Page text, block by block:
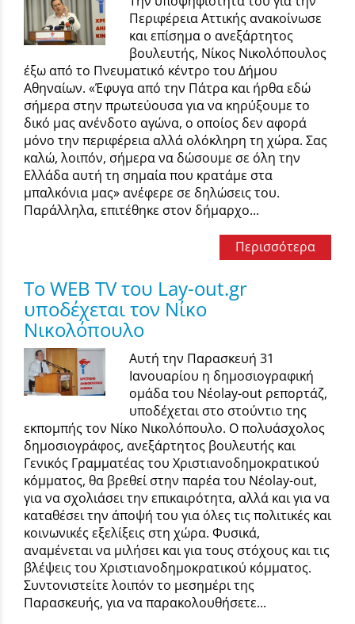
Περιφέρεια Αττικής ανακοίνωσε
και επίσημα ο ανεξάρτητος
βουλευτής, Νίκος Νικολόπουλος
έξω από το Πνευματικό κέντρο του Δήμου
Αθηναίων. «Έφυγα από την Πάτρα και ήρθα εδώ
σήμερα στην πρωτεύουσα για να κηρύξουμε το
δικό μας ανένδοτο αγώνα, ο οποίος δεν αφορά
μόνο την περιφέρεια αλλά ολόκληρη τη χώρα. Σας
καλώ, λοιπόν, σήμερα να δώσουμε σε όλη την
Ελλάδα αυτή τη σημαία που κρατάμε στα
μπαλκόνια μας» ανέφερε σε δηλώσεις του.
Παράλληλα, επιτέθηκε στον δήμαρχο...
Περισσότερα
Το WEB TV του Lay-out.gr
υποδέχεται τον Νίκο
Νικολόπουλο
Αυτή την Παρασκευή 31
Ιανουαρίου η δημοσιογραφική
ομάδα του Νέοlay-out ρεπορτάζ,
υποδέχεται στο στούντιο της
εκπομπής τον Νίκο Νικολόπουλο. Ο πολυάσχολος
δημοσιογράφος, ανεξάρτητος βουλευτής και
Γενικός Γραμματέας του Χριστιανοδημοκρατικού
κόμματος, θα βρεθεί στην παρέα του Νέοlay-out,
για να σχολιάσει την επικαιρότητα, αλλά και για να
καταθέσει την άποψή του για όλες τις πολιτικές και
κοινωνικές εξελίξεις στη χώρα. Φυσικά,
αναμένεται να μιλήσει και για τους στόχους και τις
βλέψεις του Χριστιανοδημοκρατικού κόμματος.
Συντονιστείτε λοιπόν το μεσημέρι της
Παρασκευής, για να παρακολουθήσετε...